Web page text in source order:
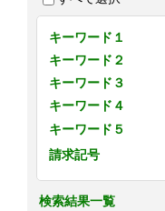
キーワード１
キーワード２
キーワード３
キーワード４
キーワード５
請求記号
検索結果一覧